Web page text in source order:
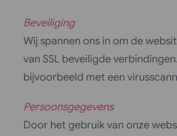
Beveiliging
Wij spannen ons in om de
van SSL beveiligde
bijvoorbeeld met een
Persoonsgegevens
Door het gebruik van onze